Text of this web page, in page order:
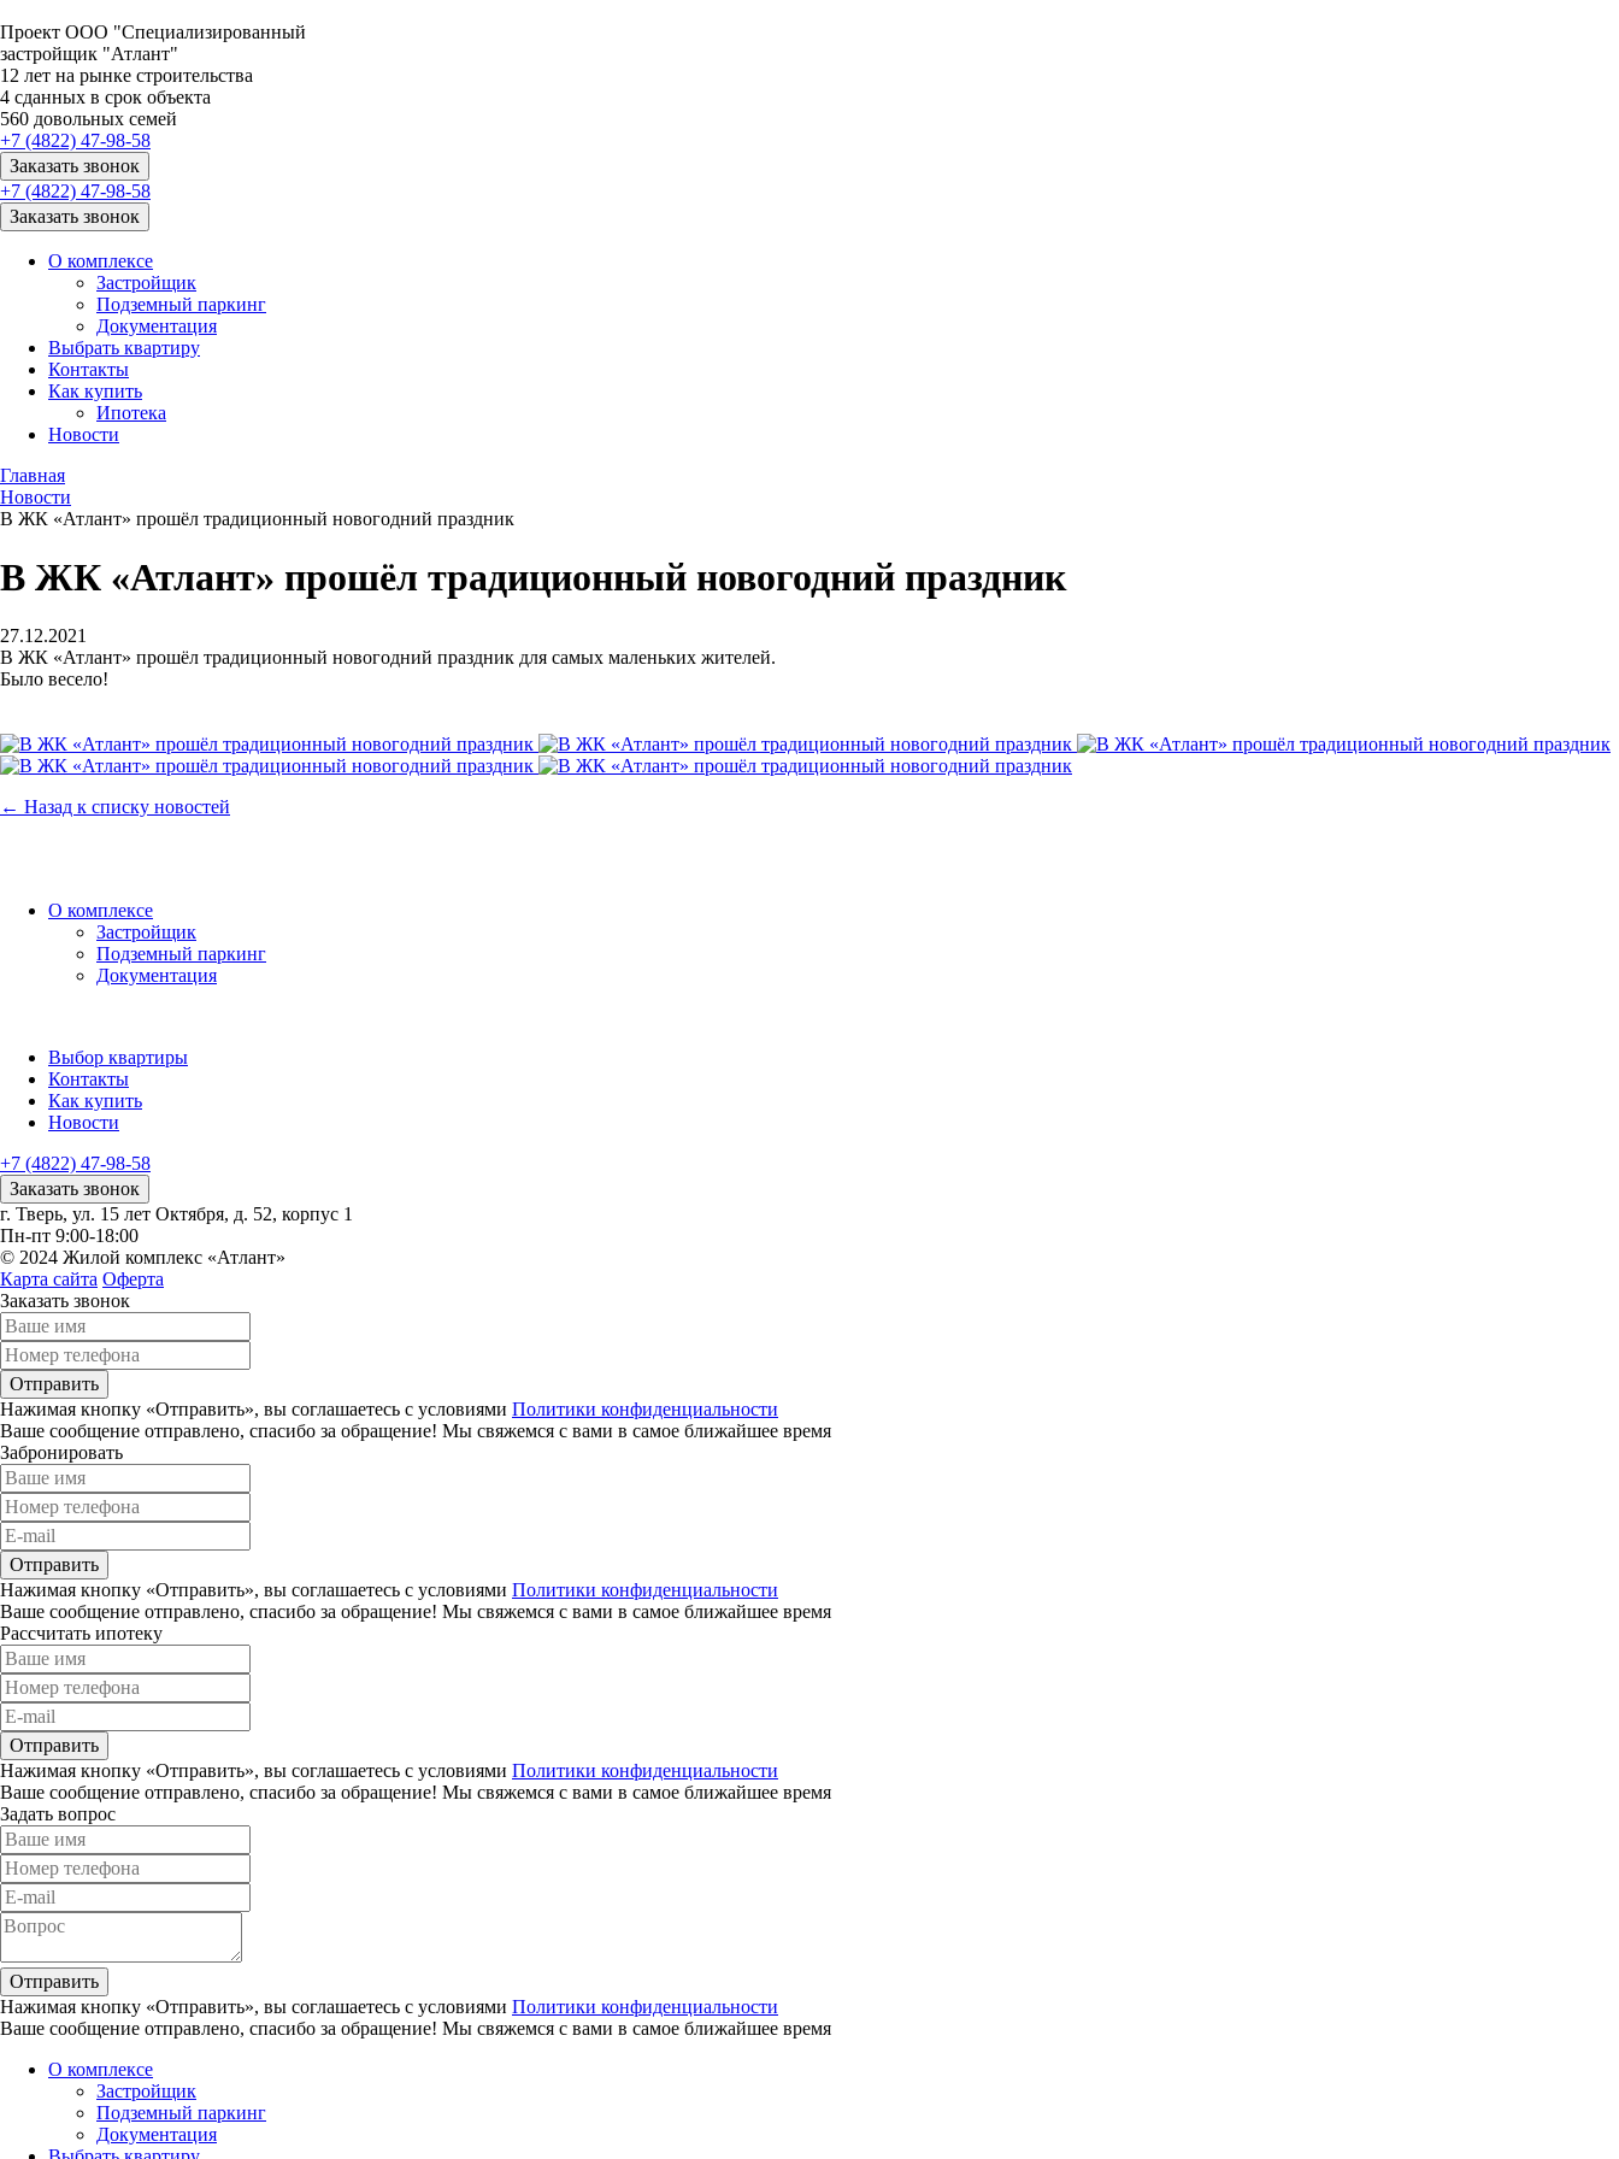
Проект ООО "Специализированный
застройщик "Атлант"
12 лет на рынке строительства
4 сданных в срок объекта
560 довольных семей
+7 (4822) 47-98-58
Заказать звонок
+7 (4822) 47-98-58
Заказать звонок
О комплексе
Застройщик
Подземный паркинг
Документация
Выбрать квартиру
Контакты
Как купить
Ипотека
Новости
Главная
Новости
В ЖК «Атлант» прошёл традиционный новогодний праздник
В ЖК «Атлант» прошёл традиционный новогодний праздник
27.12.2021
В ЖК «Атлант» прошёл традиционный новогодний праздник для самых маленьких жителей.
Было весело!
← Назад к списку новостей
О комплексе
Застройщик
Подземный паркинг
Документация
Выбор квартиры
Контакты
Как купить
Новости
+7 (4822) 47-98-58
Заказать звонок
г. Тверь, ул. 15 лет Октября, д. 52, корпус 1
Пн-пт 9:00-18:00
© 2024 Жилой комплекс «Атлант»
Карта сайта Оферта
Заказать звонок
Отправить
Нажимая кнопку «Отправить», вы соглашаетесь с условиями Политики конфиденциальности
Ваше сообщение отправлено, спасибо за обращение! Мы свяжемся с вами в самое ближайшее время
Забронировать
Отправить
Нажимая кнопку «Отправить», вы соглашаетесь с условиями Политики конфиденциальности
Ваше сообщение отправлено, спасибо за обращение! Мы свяжемся с вами в самое ближайшее время
Рассчитать ипотеку
Отправить
Нажимая кнопку «Отправить», вы соглашаетесь с условиями Политики конфиденциальности
Ваше сообщение отправлено, спасибо за обращение! Мы свяжемся с вами в самое ближайшее время
Задать вопрос
Отправить
Нажимая кнопку «Отправить», вы соглашаетесь с условиями Политики конфиденциальности
Ваше сообщение отправлено, спасибо за обращение! Мы свяжемся с вами в самое ближайшее время
О комплексе
Застройщик
Подземный паркинг
Документация